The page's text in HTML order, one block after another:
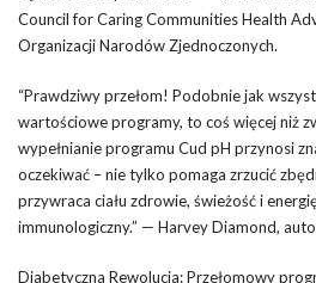
Council for Caring Communities Health
Organizacji Narodów Zjednoczonych.
“Prawdziwy przełom! Podobnie jak
wartościowe programy, to coś więcej niż
wypełnianie programu Cud pH przynosi
oczekiwać – nie tylko pomaga zrzucić
przywraca ciału zdrowie, świeżość i
immunologiczny.” — Harvey Diamond,
Diabetyczna Rewolucja: Przełomowy